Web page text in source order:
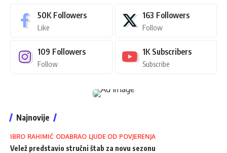
50K Followers
Like
163 Followers
Follow
109 Followers
Follow
1K Subscribers
Subscribe
Najnovije
IBRO RAHIMIĆ ODABRAO LJUDE OD POVJERENJA
Velež predstavio stručni štab za novu sezonu